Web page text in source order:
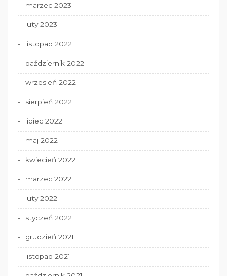
marzec 2023
luty 2023
listopad 2022
październik 2022
wrzesień 2022
sierpień 2022
lipiec 2022
maj 2022
kwiecień 2022
marzec 2022
luty 2022
styczeń 2022
grudzień 2021
listopad 2021